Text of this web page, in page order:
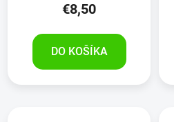
€8,50
DO KOŠÍKA